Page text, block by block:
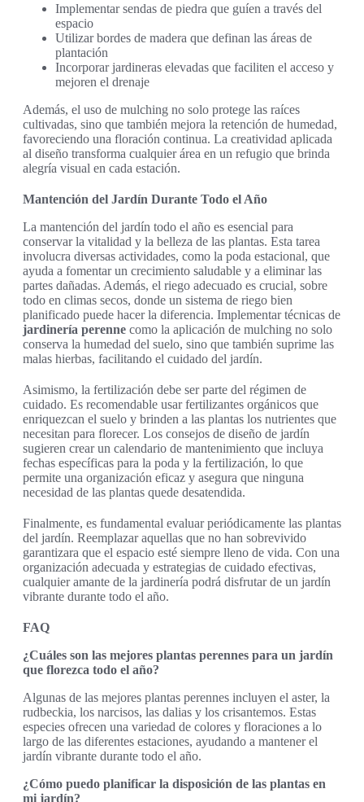
Implementar sendas de piedra que guíen a través del
espacio
Utilizar bordes de madera que definan las áreas de
plantación
Incorporar jardineras elevadas que faciliten el acceso y
mejoren el drenaje
Además, el uso de mulching no solo protege las raíces
cultivadas, sino que también mejora la retención de humedad,
favoreciendo una floración continua. La creatividad aplicada
al diseño transforma cualquier área en un refugio que brinda
alegría visual en cada estación.
Mantención del Jardín Durante Todo el Año
La mantención del jardín todo el año es esencial para
conservar la vitalidad y la belleza de las plantas. Esta tarea
involucra diversas actividades, como la poda estacional, que
ayuda a fomentar un crecimiento saludable y a eliminar las
partes dañadas. Además, el riego adecuado es crucial, sobre
todo en climas secos, donde un sistema de riego bien
planificado puede hacer la diferencia. Implementar técnicas de
jardinería perenne como la aplicación de mulching no solo
conserva la humedad del suelo, sino que también suprime las
malas hierbas, facilitando el cuidado del jardín.
Asimismo, la fertilización debe ser parte del régimen de
cuidado. Es recomendable usar fertilizantes orgánicos que
enriquezcan el suelo y brinden a las plantas los nutrientes que
necesitan para florecer. Los consejos de diseño de jardín
sugieren crear un calendario de mantenimiento que incluya
fechas específicas para la poda y la fertilización, lo que
permite una organización eficaz y asegura que ninguna
necesidad de las plantas quede desatendida.
Finalmente, es fundamental evaluar periódicamente las plantas
del jardín. Reemplazar aquellas que no han sobrevivido
garantizara que el espacio esté siempre lleno de vida. Con una
organización adecuada y estrategias de cuidado efectivas,
cualquier amante de la jardinería podrá disfrutar de un jardín
vibrante durante todo el año.
FAQ
¿Cuáles son las mejores plantas perennes para un jardín
que florezca todo el año?
Algunas de las mejores plantas perennes incluyen el aster, la
rudbeckia, los narcisos, las dalias y los crisantemos. Estas
especies ofrecen una variedad de colores y floraciones a lo
largo de las diferentes estaciones, ayudando a mantener el
jardín vibrante durante todo el año.
¿Cómo puedo planificar la disposición de las plantas en
mi jardín?